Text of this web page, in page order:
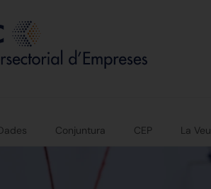
Conjuntura CEP La